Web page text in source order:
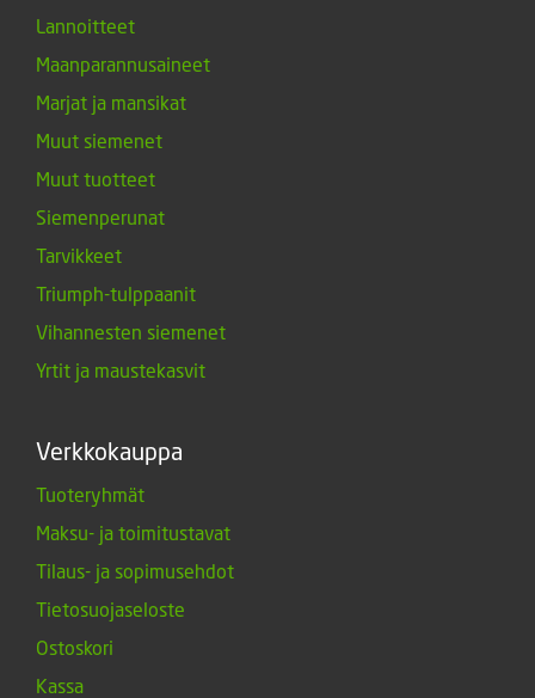
Lannoitteet
Maanparannusaineet
Marjat ja mansikat
Muut siemenet
Muut tuotteet
Siemenperunat
Tarvikkeet
Triumph-tulppaanit
Vihannesten siemenet
Yrtit ja maustekasvit
Verkkokauppa
Tuoteryhmät
Maksu- ja toimitustavat
Tilaus- ja sopimusehdot
Tietosuojaseloste
Ostoskori
Kassa